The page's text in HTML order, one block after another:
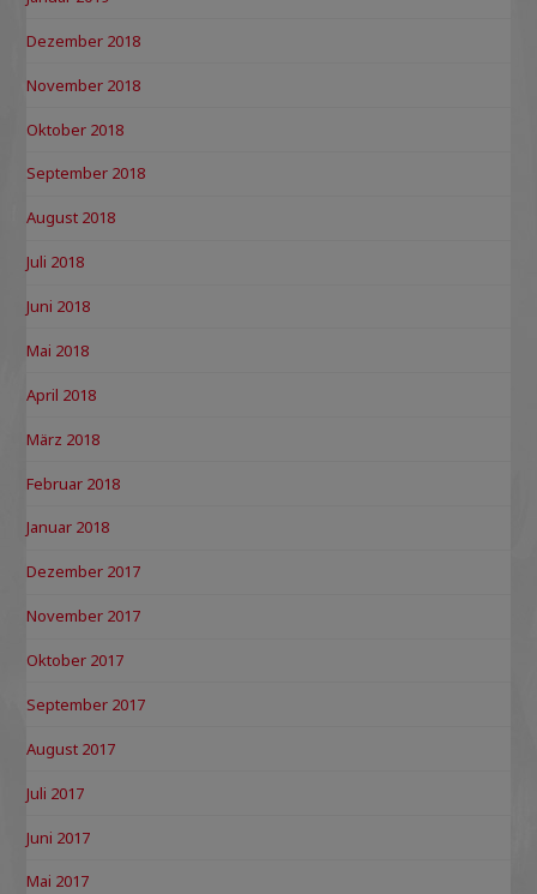
Dezember 2018
November 2018
Oktober 2018
September 2018
August 2018
Juli 2018
Juni 2018
Mai 2018
April 2018
März 2018
Februar 2018
Januar 2018
Dezember 2017
November 2017
Oktober 2017
September 2017
August 2017
Juli 2017
Juni 2017
Mai 2017